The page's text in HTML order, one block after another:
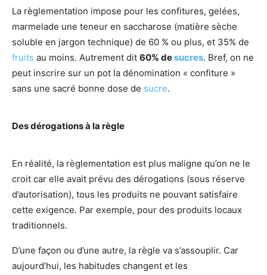
La règlementation impose pour les confitures, gelées,
marmelade une teneur en saccharose (matière sèche
soluble en jargon technique) de 60 % ou plus, et 35% de
fruits au moins. Autrement dit 60% desucres. Bref, on ne
peut inscrire sur un pot la dénomination « confiture »
sans une sacré bonne dose de sucre.
Des dérogations à la règle
En réalité, la règlementation est plus maligne qu’on ne le
croit car elle avait prévu des dérogations (sous réserve
d’autorisation), tous les produits ne pouvant satisfaire
cette exigence. Par exemple, pour des produits locaux
traditionnels.
D’une façon ou d’une autre, la règle va s’assouplir. Car
aujourd’hui, les habitudes changent et les